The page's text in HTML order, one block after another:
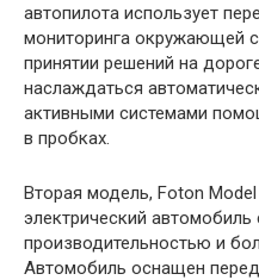
автопилота использует
мониторинга окружающей
принятии решений на
наслаждаться
активными системами
в пробках.
Вторая модель, Foton
электрический
производительностью и
Автомобиль оснащен